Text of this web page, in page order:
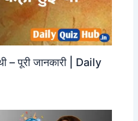
– पूरी जानकारी | Daily